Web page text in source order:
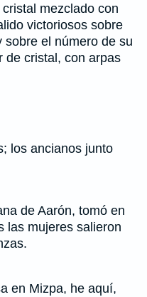
mezclado con
victoriosos sobre
sobre el número de su
de cristal, con arpas
los ancianos junto
de Aarón, tomó en
las mujeres salieron
en Mizpa, he aquí,